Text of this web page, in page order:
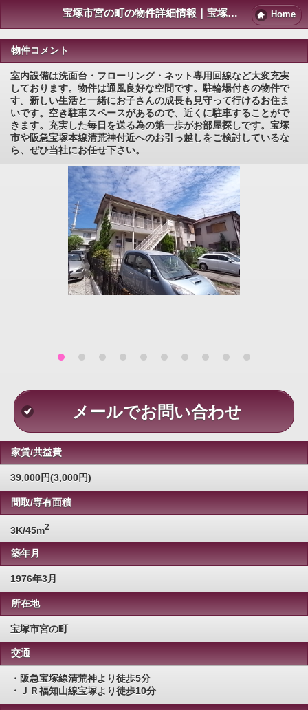
宝塚市宮の町の物件詳細情報｜宝塚賃貸マンション情報NET Home
物件コメント
室内設備は洗面台・フローリング・ネット専用回線など大変充実
しております。物件は通風良好な空間です。駐輪場付きの物件で
す。新しい生活と一緒にお子さんの成長も見守って行けるお住ま
いです。空き駐車スペースがあるので、近くに駐車することがで
きます。充実した毎日を送る為の第一歩がお部屋探しです。宝塚
市や阪急宝塚本線清荒神付近へのお引っ越しをご検討しているな
ら、ぜひ当社にお任せ下さい。
メールでお問い合わせ
家賃/共益費
39,000円(3,000円)
間取/専有面積
3K/45m2
築年月
1976年3月
所在地
宝塚市宮の町
交通
・阪急宝塚線清荒神より徒歩5分
・ＪＲ福知山線宝塚より徒歩10分